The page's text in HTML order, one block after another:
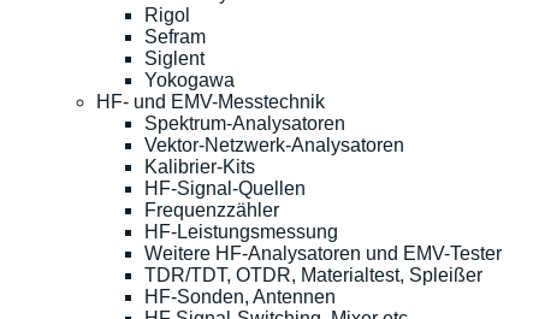
Rigol
Sefram
Siglent
Yokogawa
HF- und EMV-Messtechnik
Spektrum-Analysatoren
Vektor-Netzwerk-Analysatoren
Kalibrier-Kits
HF-Signal-Quellen
Frequenzzähler
HF-Leistungsmessung
Weitere HF-Analysatoren und EMV-Tester
TDR/TDT, OTDR, Materialtest, Spleißer
HF-Sonden, Antennen